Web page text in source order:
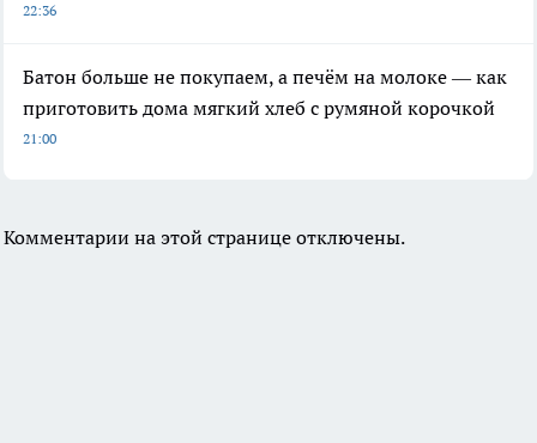
22:36
Батон больше не покупаем, а печём на молоке — как
приготовить дома мягкий хлеб с румяной корочкой
21:00
Комментарии на этой странице отключены.